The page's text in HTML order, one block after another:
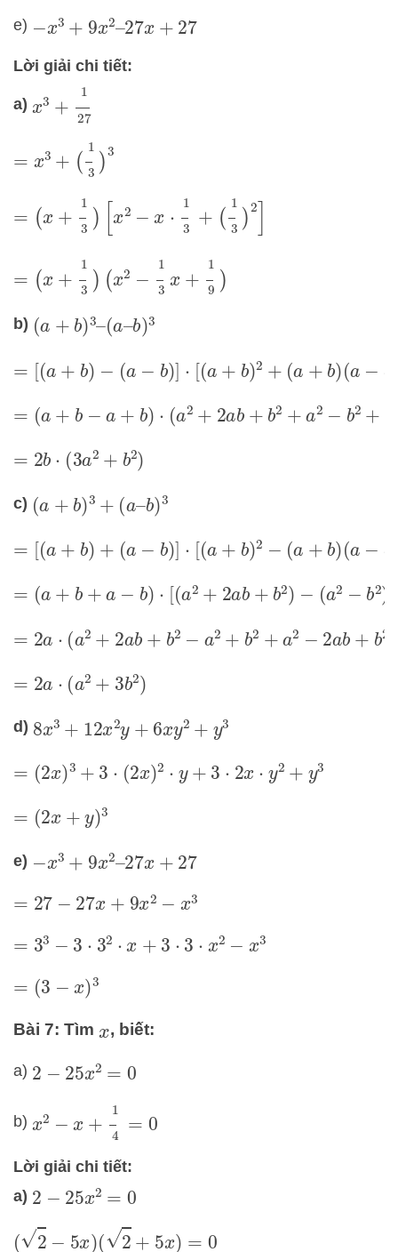
e) −x3 +9 x2–27x+ 27
Lời giải chi tiết:
a) 3 + 27
3+ ( 3 )3
x+ 3 [x2 − x⋅ 3 2
x+ 3 (x2 − 13 +1
b) (a +b )3–(a–b)3
=[ a+ b) −(a− b)] ⋅[( a+ b) 2+ (a+b) a−b) +( a−b) 2]
=( a+ b− a +b)⋅ (a 2+ 2 ab+b 2+a 2−b2+ a2 −2 ab+b
=2b⋅ (3a2+ b2 )
c) (a +b )3+ (a –b)3
=[ a+ b) +(a− b)] ⋅[( a+ b) 2− (a+b) a−b) +( a−b) 2]
=( a+ b+ a −b)⋅ [(a2 + ab+b 2)−( a2−b 2) +(a 2− 2a
=2a⋅ a2+ 2a b+b 2−a2+ b2 +a 2−2ab +b 2)
=2a⋅ a2+ 3b 2)
d) 8x3 +12x2y+6 xy2+ y3
=( 2x)3+ 3⋅ (2 x )2⋅y+ 3 ⋅2x⋅ y 2 +y3
=( 2x+ y)3
e) −x3 +9 x2–27x+ 27
=27− 27x+9 x2−x3
=33−3 ⋅3 2 ⋅x + 3⋅ 3⋅ x2−x 3
=( 3− x) 3
Bài 7: Tìm x, biết:
a) 2 −25x2= 0
b) 2 1 =
Lời giải chi tiết:
a) 2 −25x2= 0
(2−5 x) (2+5x)= 0